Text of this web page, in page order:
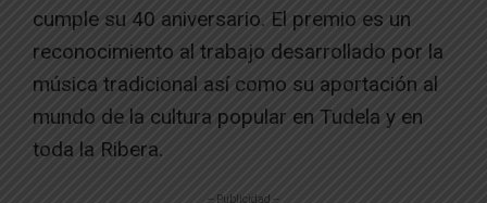
cumple su 40 aniversario. El premio es un
reconocimiento al trabajo desarrollado por la
música tradicional así como su aportación al
mundo de la cultura popular en Tudela y en
toda la Ribera.
-- Publicidad --